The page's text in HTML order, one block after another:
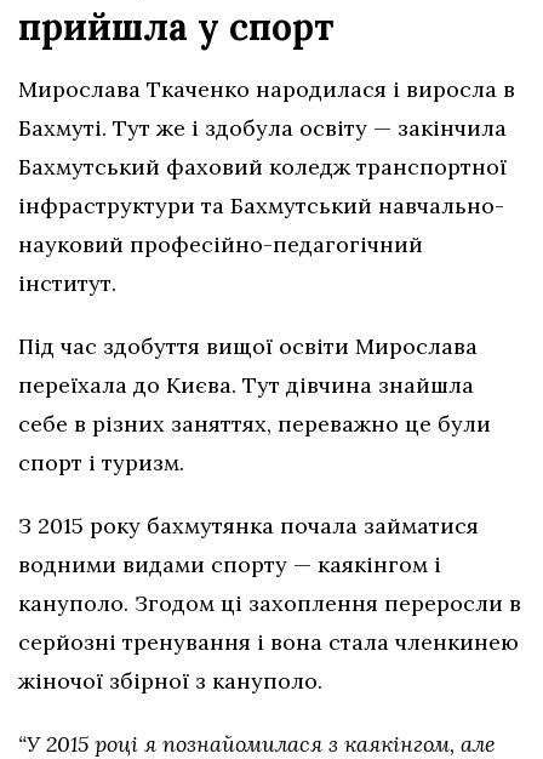
прийшла у спорт
Мирослава Ткаченко народилася і виросла в
Бахмуті. Тут же і здобула освіту — закінчила
Бахмутський фаховий коледж транспортної
інфраструктури та Бахмутський навчально-
науковий професійно-педагогічний
інститут.
Під час здобуття вищої освіти Мирослава
переїхала до Києва. Тут дівчина знайшла
себе в різних заняттях, переважно це були
спорт і туризм.
З 2015 року бахмутянка почала займатися
водними видами спорту — каякінгом і
кануполо. Згодом ці захоплення переросли в
серйозні тренування і вона стала членкинею
жіночої збірної з кануполо.
“У 2015 році я познайомилася з каякінгом, але